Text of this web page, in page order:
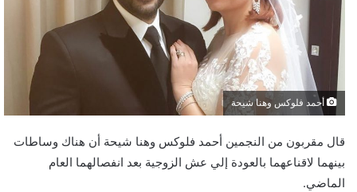
أحمد فلوكس وهنا شيحة
قال مقربون من النجمين أحمد فلوكس وهنا شيحة أن هناك وساطات
بينهما لاقناعهما بالعودة إلي عش الزوجية بعد انفصالهما العام
الماضي.